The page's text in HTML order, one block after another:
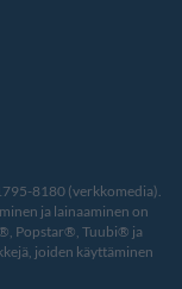
8180 (verkkomedia).
ja lainaaminen on
Popstar®, Tuubi® ja
joiden käyttäminen